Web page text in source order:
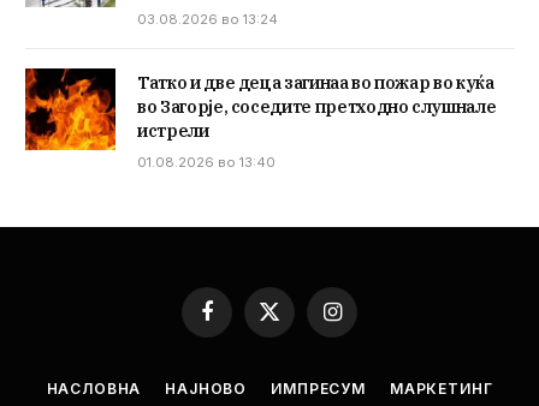
03.08.2026 во 13:24
Татко и две деца загинаа во пожар во куќа
во Загорје, соседите претходно слушнале
истрели
01.08.2026 во 13:40
Facebook
X
(Twitter)
Instagram
НАСЛОВНА НАЈНОВО ИМПРЕСУМ МАРКЕТИНГ